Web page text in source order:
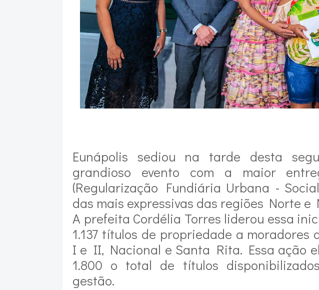
Eunápolis sediou na tarde desta
grandioso evento com a maior
(Regularização Fundiária Urbana -
das mais expressivas das regiões Norte e
A prefeita Cordélia Torres liderou essa
1.137 títulos de propriedade a moradores
I e II, Nacional e Santa Rita. Essa ação
1.800 o total de títulos
gestão.